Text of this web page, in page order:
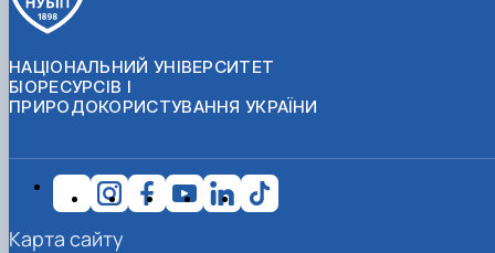
НАЦІОНАЛЬНИЙ УНІВЕРСИТЕТ
БІОРЕСУРСІВ І
ПРИРОДОКОРИСТУВАННЯ УКРАЇНИ
Карта сайту